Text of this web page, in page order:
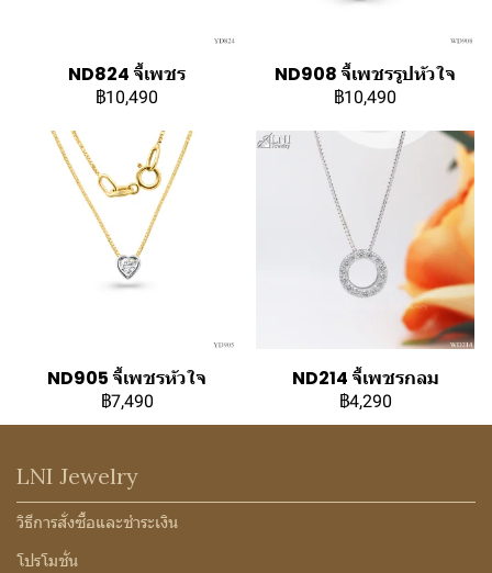
ND824 จี้เพชร
฿10,490
ND908 จี้เพชรรูปหัวใจ
฿10,490
ND905 จี้เพชรหัวใจ
฿7,490
ND214 จี้เพชรกลม
฿4,290
LNI Jewelry
วิธีการสั่งซื้อและชำระเงิน
โปรโมชั่น